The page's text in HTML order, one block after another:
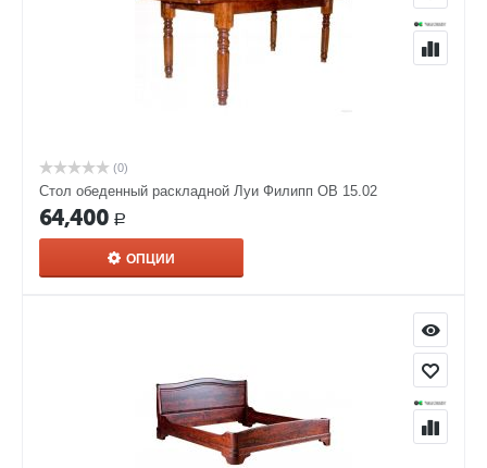
(0)
Стол обеденный раскладной Луи Филипп ОВ 15.02
64,400 Р
ОПЦИИ